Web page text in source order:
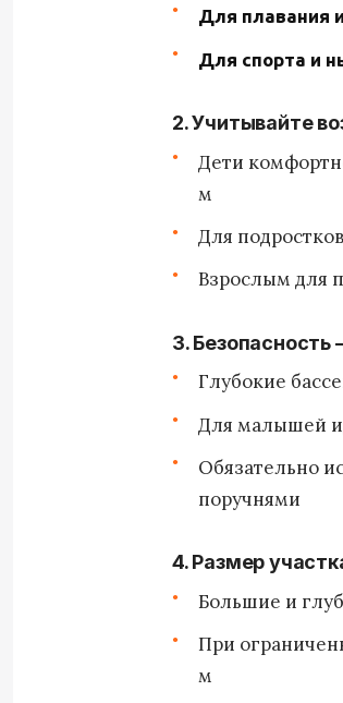
Для плавания
Для спорта и
2. Учитывайте
Дети
м
Для
Взрослым для
3.
Глубокие
Для малышей
Обязательно
поручнями
4. Размер
Большие и
При
м